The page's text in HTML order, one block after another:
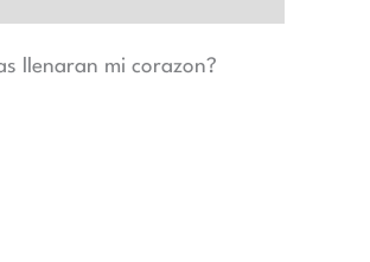
llenaran mi corazon?